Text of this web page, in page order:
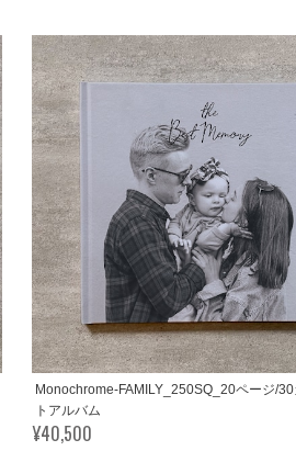
Monochrome-FAMILY_250SQ_20ページ/
トアルバム
¥40,500